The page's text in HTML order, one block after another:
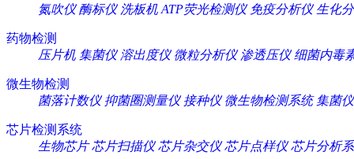
氮吹仪 酶标仪 洗板机 ATP荧光检测仪 免疫分析仪 生化
药物检测
压片机 集菌仪 溶出度仪 微粒分析仪 渗透压仪 细菌内毒
微生物检测
菌落计数仪 抑菌圈测量仪 接种仪 微生物检测系统 集菌仪
芯片检测系统
生物芯片 芯片扫描仪 芯片杂交仪 芯片点样仪 芯片分析